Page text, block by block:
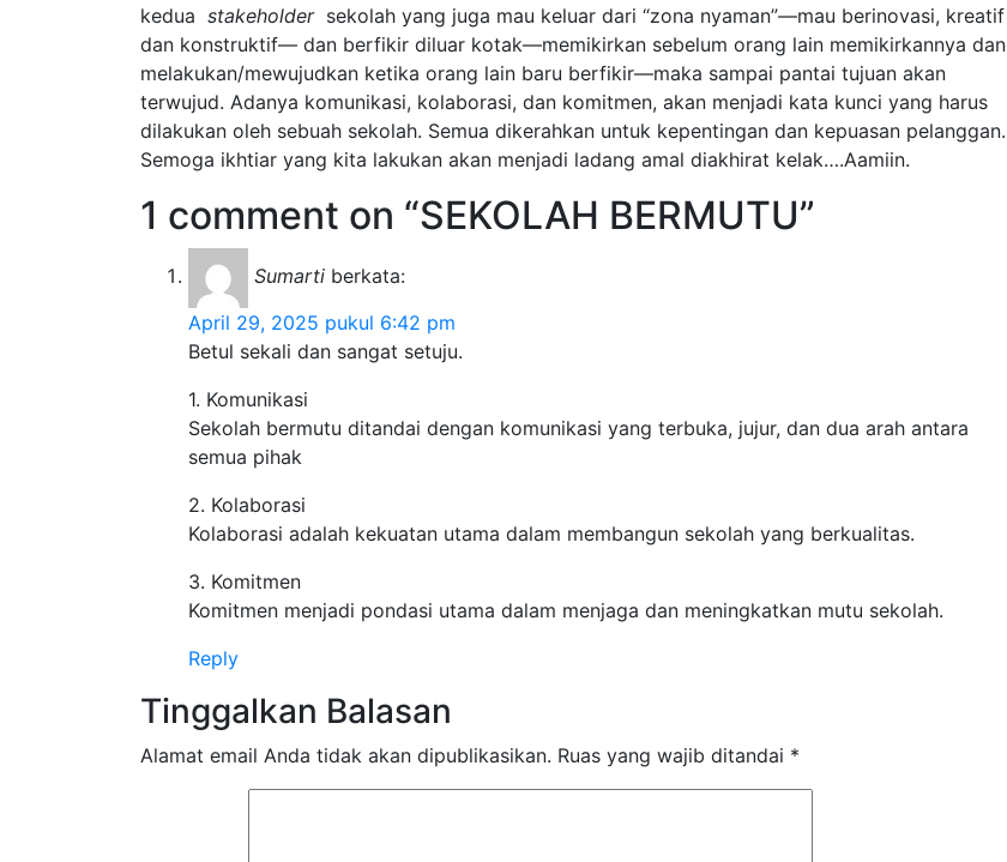
kedua stakeholdersekolah yang juga mau keluar dari “zona nyaman”—mau berinovasi, kreatif
dan konstruktif— dan berfikir diluar kotak—memikirkan sebelum orang lain memikirkannya dan
melakukan/mewujudkan ketika orang lain baru berfikir—maka sampai pantai tujuan akan
terwujud. Adanya komunikasi, kolaborasi, dan komitmen, akan menjadi kata kunci yang harus
dilakukan oleh sebuah sekolah. Semua dikerahkan untuk kepentingan dan kepuasan pelanggan.
Semoga ikhtiar yang kita lakukan akan menjadi ladang amal diakhirat kelak….Aamiin.
1 comment on “SEKOLAH BERMUTU”
Sumarti berkata:
April 29, 2025 pukul 6:42 pm
Betul sekali dan sangat setuju.
1. Komunikasi
Sekolah bermutu ditandai dengan komunikasi yang terbuka, jujur, dan dua arah antara
semua pihak
2. Kolaborasi
Kolaborasi adalah kekuatan utama dalam membangun sekolah yang berkualitas.
3. Komitmen
Komitmen menjadi pondasi utama dalam menjaga dan meningkatkan mutu sekolah.
Reply
Tinggalkan Balasan
Alamat email Anda tidak akan dipublikasikan. Ruas yang wajib ditandai *